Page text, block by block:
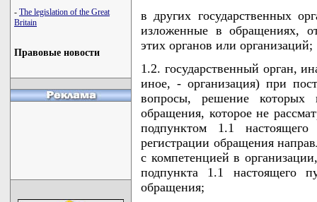
- The legislation of the Great
Britain
Правовые новости
в других государственных
изложенные в обращениях,
этих органов или организаций;
1.2. государственный орган,
иное, - организация) при
вопросы, решение
обращения, которое не
подпунктом 1.1
регистрации обращения
с компетенцией в
подпункта 1.1 настоящего
обращения;